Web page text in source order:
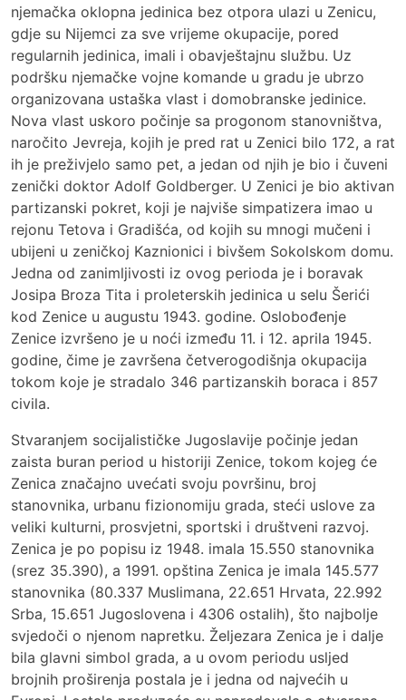
njemačka oklopna jedinica bez otpora ulazi u Zenicu,
gdje su Nijemci za sve vrijeme okupacije, pored
regularnih jedinica, imali i obavještajnu službu. Uz
podršku njemačke vojne komande u gradu je ubrzo
organizovana ustaška vlast i domobranske jedinice.
Nova vlast uskoro počinje sa progonom stanovništva,
naročito Jevreja, kojih je pred rat u Zenici bilo 172, a rat
ih je preživjelo samo pet, a jedan od njih je bio i čuveni
zenički doktor Adolf Goldberger. U Zenici je bio aktivan
partizanski pokret, koji je najviše simpatizera imao u
rejonu Tetova i Gradišća, od kojih su mnogi mučeni i
ubijeni u zeničkoj Kaznionici i bivšem Sokolskom domu.
Jedna od zanimljivosti iz ovog perioda je i boravak
Josipa Broza Tita i proleterskih jedinica u selu Šerići
kod Zenice u augustu 1943. godine. Oslobođenje
Zenice izvršeno je u noći između 11. i 12. aprila 1945.
godine, čime je završena četverogodišnja okupacija
tokom koje je stradalo 346 partizanskih boraca i 857
civila.
Stvaranjem socijalističke Jugoslavije počinje jedan
zaista buran period u historiji Zenice, tokom kojeg će
Zenica značajno uvećati svoju površinu, broj
stanovnika, urbanu fizionomiju grada, steći uslove za
veliki kulturni, prosvjetni, sportski i društveni razvoj.
Zenica je po popisu iz 1948. imala 15.550 stanovnika
(srez 35.390), a 1991. opština Zenica je imala 145.577
stanovnika (80.337 Muslimana, 22.651 Hrvata, 22.992
Srba, 15.651 Jugoslovena i 4306 ostalih), što najbolje
svjedoči o njenom napretku. Željezara Zenica je i dalje
bila glavni simbol grada, a u ovom periodu usljed
brojnih proširenja postala je i jedna od najvećih u